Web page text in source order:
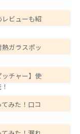
ビューも紹
ガラスポッ
チャー】使
みた！口コ